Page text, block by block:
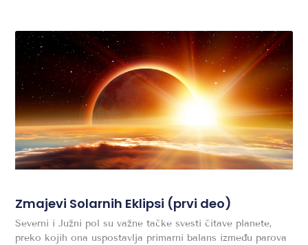
Zmajevi Solarnih Eklipsi (prvi deo)
Severni i Južni pol su važne tačke svesti čitave planete,
preko kojih ona uspostavlja primarni balans između parova